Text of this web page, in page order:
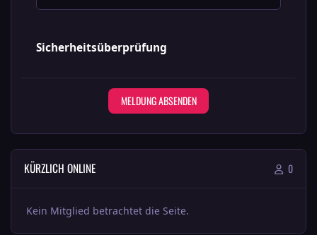
Sicherheitsüberprüfung
MELDUNG ABSENDEN
KÜRZLICH ONLINE 0
Kein Mitglied betrachtet die Seite.